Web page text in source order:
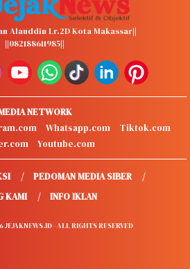
Alauddin Lr.2D Kota Makassar||
||082188611985||
NETWORK
Whatsapp.com
Tiktok.com
Youtube.com
PEDOMAN MEDIA SIBER
KAMI
INFO IKLAN
- ALL RIGHTS RESERVED